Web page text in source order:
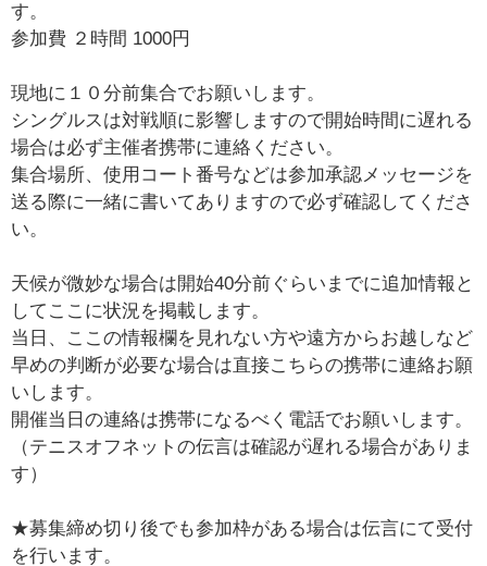
す。
参加費 ２時間 1000円
現地に１０分前集合でお願いします。
シングルスは対戦順に影響しますので開始時間に遅れる
場合は必ず主催者携帯に連絡ください。
集合場所、使用コート番号などは参加承認メッセージを
送る際に一緒に書いてありますので必ず確認してくださ
い。
天候が微妙な場合は開始40分前ぐらいまでに追加情報と
してここに状況を掲載します。
当日、ここの情報欄を見れない方や遠方からお越しなど
早めの判断が必要な場合は直接こちらの携帯に連絡お願
いします。
開催当日の連絡は携帯になるべく電話でお願いします。
（テニスオフネットの伝言は確認が遅れる場合がありま
す）
★募集締め切り後でも参加枠がある場合は伝言にて受付
を行います。